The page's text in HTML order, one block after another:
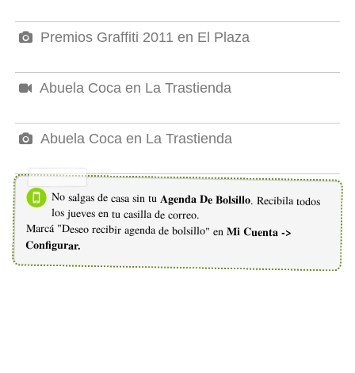
Premios Graffiti 2011 en El Plaza
Abuela Coca en La Trastienda
Abuela Coca en La Trastienda
No salgas de casa sin tu Agenda De Bolsillo. Recibila todos
los jueves en tu casilla de correo.
Marcá "Deseo recibir agenda de bolsillo" en Mi Cuenta ->
Configurar.